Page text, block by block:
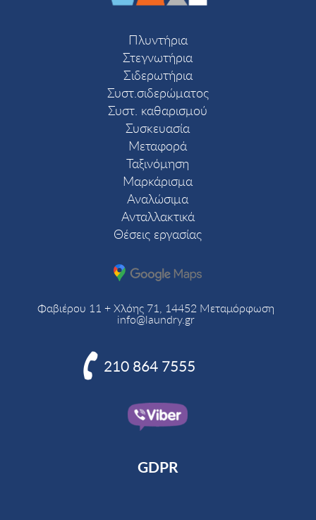
Πλυντήρια
Στεγνωτήρια
Σιδερωτήρια
Συστ.σιδερώματος
Συστ. καθαρισμού
Συσκευασία
Μεταφορά
Ταξινόμηση
Μαρκάρισμα
Αναλώσιμα
Ανταλλακτικά
Θέσεις εργασίας
Φαβιέρου 11 + Χλόης 71, 14452 Μεταμόρφωση
info@laundry.gr
210 864 7555
GDPR